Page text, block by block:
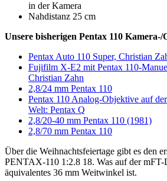
in der Kamera
Nahdistanz 25 cm
Unsere bisherigen Pentax 110
Pentax Auto 110 Super, Christian
Fujifilm X-E2 mit Pentax 110-
Christian Zahn
2,8/24 mm Pentax 110
Pentax 110 Analog-Objektive auf
Welt: Pentax Q
2,8/20-40 mm Pentax 110 (1981)
2,8/70 mm Pentax 110
Über die Weihnachtsfeiertage gibt es den
PENTAX-110 1:2.8 18. Was auf der
äquivalentes 36 mm Weitwinkel ist.